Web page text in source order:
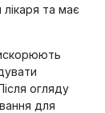
та має
огляду
для